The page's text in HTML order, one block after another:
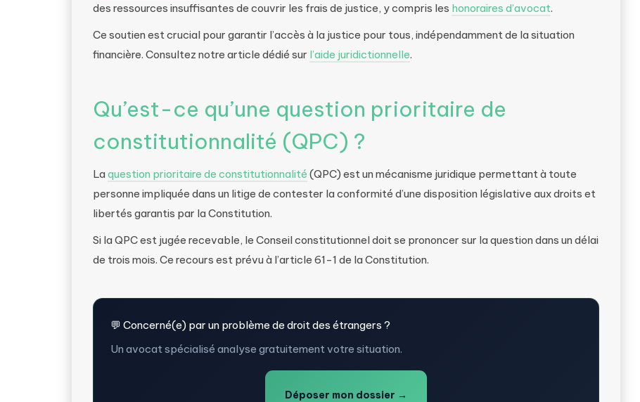
des ressources insuffisantes de couvrir les frais de justice, y compris les honoraires d’avocat.
Ce soutien est crucial pour garantir l’accès à la justice pour tous, indépendamment de la situation
financière. Consultez notre article dédié sur l’aide juridictionnelle.
Qu’est-ce qu’une question prioritaire de
constitutionnalité (QPC) ?
La question prioritaire de constitutionnalité (QPC) est un mécanisme juridique permettant à toute
personne impliquée dans un litige de contester la conformité d’une disposition législative aux droits et
libertés garantis par la Constitution.
Si la QPC est jugée recevable, le Conseil constitutionnel doit se prononcer sur la question dans un délai
de trois mois. Ce recours est prévu à l’article 61-1 de la Constitution.
💬 Concerné(e) par un problème de droit des étrangers ?
Un avocat spécialisé analyse gratuitement votre situation.
Déposer mon dossier →